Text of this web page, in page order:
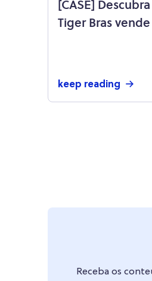
[CASE]
Tiger Bras
keep reading
Receba os